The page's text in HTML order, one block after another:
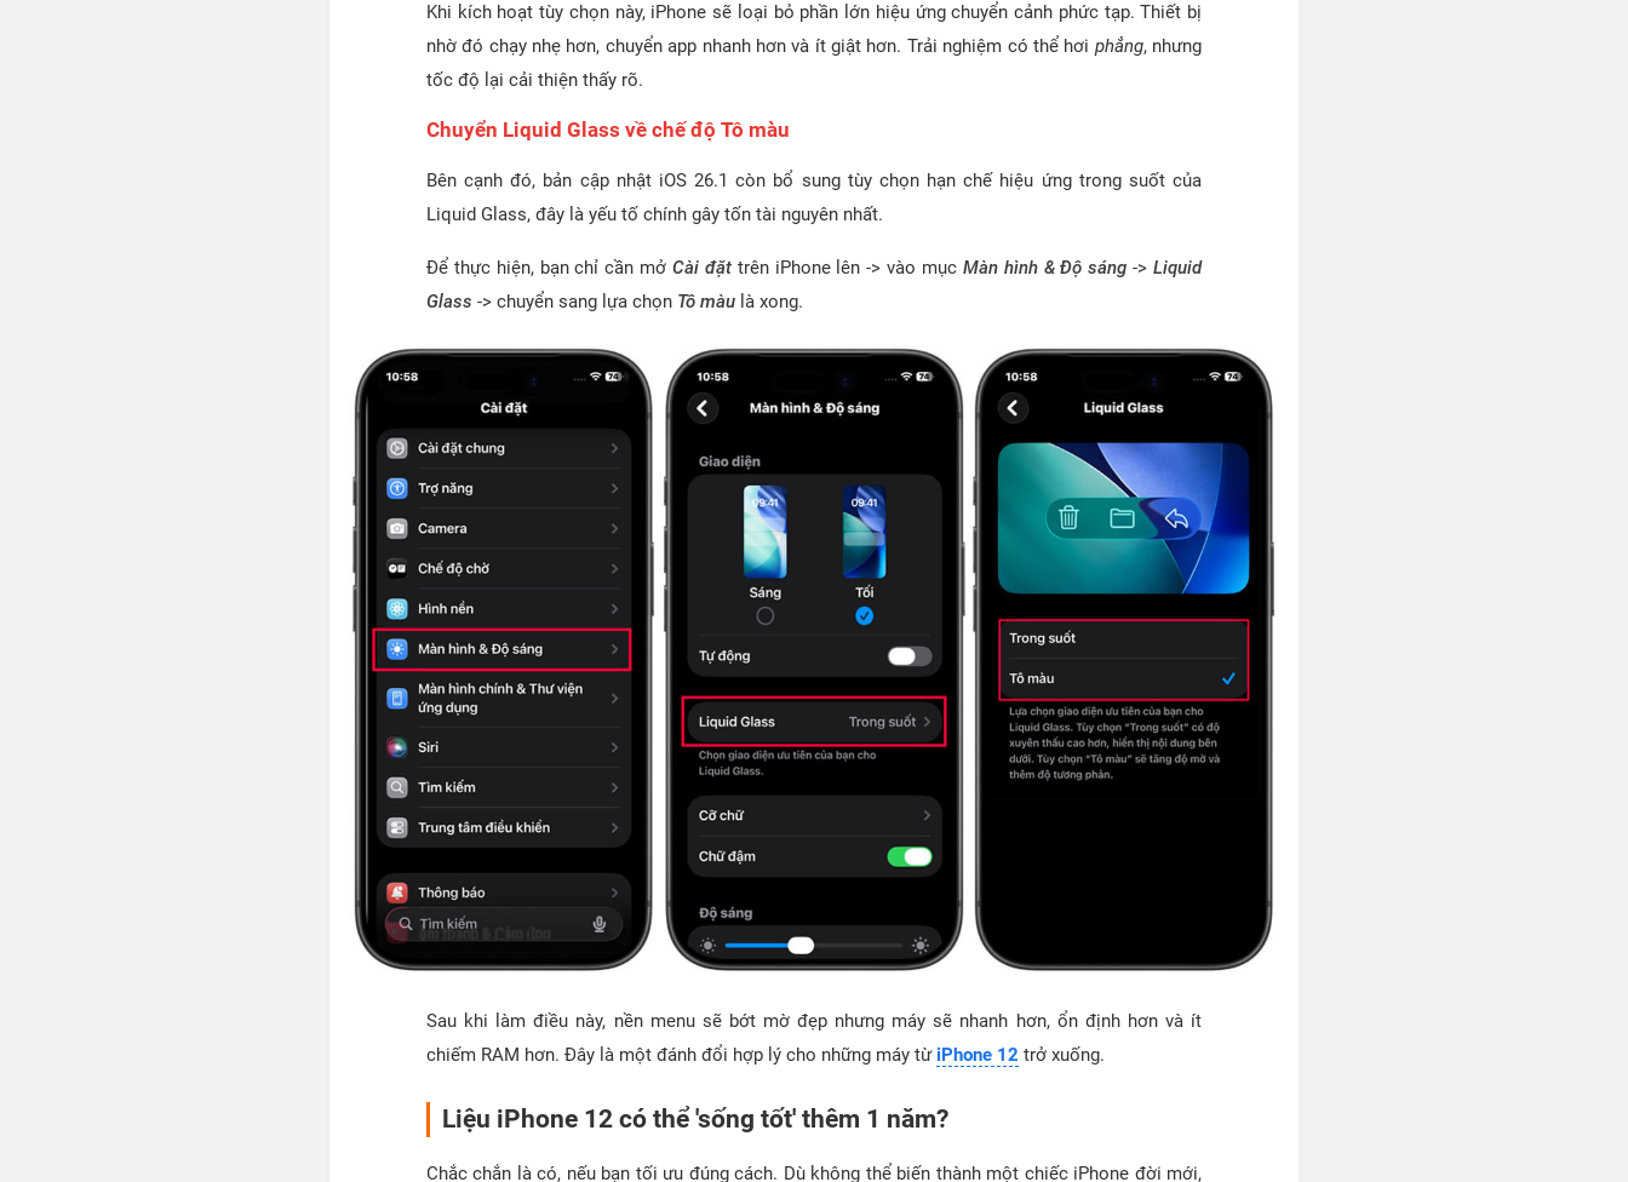
Khi kích hoạt tùy chọn này, iPhone sẽ loại bỏ phần lớn hiệu ứng chuyển cảnh phức tạp. Thiết bị
nhờ đó chạy nhẹ hơn, chuyển app nhanh hơn và ít giật hơn. Trải nghiệm có thể hơi phẳng, nhưng
tốc độ lại cải thiện thấy rõ.
Chuyển Liquid Glass về chế độ Tô màu
Bên cạnh đó, bản cập nhật iOS 26.1 còn bổ sung tùy chọn hạn chế hiệu ứng trong suốt của
Liquid Glass, đây là yếu tố chính gây tốn tài nguyên nhất.
Để thực hiện, bạn chỉ cần mở Cài đặttrên iPhone lên -> vào mục Màn hình & Độ sáng ->Liquid
Glass -> chuyển sang lựa chọn Tô màu là xong.
Sau khi làm điều này, nền menu sẽ bớt mờ đẹp nhưng máy sẽ nhanh hơn, ổn định hơn và ít
chiếm RAM hơn. Đây là một đánh đổi hợp lý cho những máy từ iPhone 12 trở xuống.
Liệu iPhone 12 có thể 'sống tốt' thêm 1 năm?
Chắc chắn là có, nếu bạn tối ưu đúng cách. Dù không thể biến thành một chiếc iPhone đời mới,